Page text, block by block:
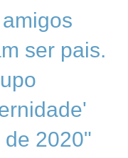
ser pais.
de 2020"